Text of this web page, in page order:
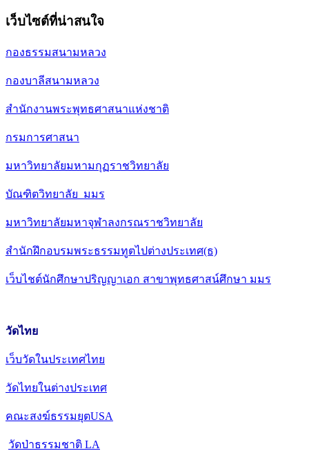
เว็บไซต์ที่น่าสนใจ
กองธรรมสนามหลวง
กองบาลีสนามหลวง
สำนักงานพระพุทธศาสนาแห่งชาติ
กรมการศาสนา
มหาวิทยาลัยมหามกุฏราชวิทยาลัย
บัณฑิตวิทยาลัย มมร
มหาวิทยาลัยมหาจุฬาลงกรณราชวิทยาลัย
สำนักฝึกอบรมพระธรรมทูตไปต่างประเทศ(ธ)
เว็บไชต์นักศึกษาปริญญาเอก สาขาพุทธศาสน์ศึกษา มมร
วัดไทย
เว็บวัดในประเทศไทย
วัดไทยในต่างประเทศ
คณะสงฆ์ธรรมยุตUSA
วัดป่าธรรมชาติ LA